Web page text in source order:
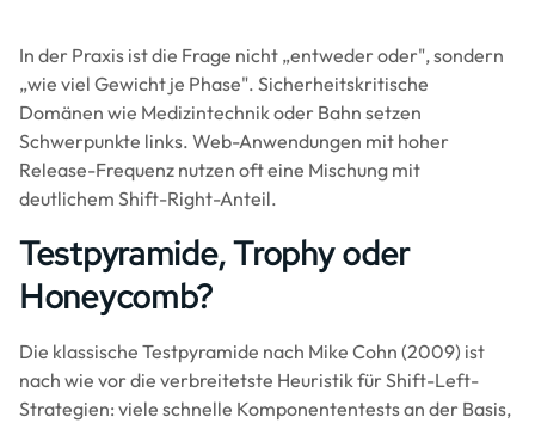
In der Praxis ist die Frage nicht „entweder oder", sondern
„wie viel Gewicht je Phase". Sicherheitskritische
Domänen wie Medizintechnik oder Bahn setzen
Schwerpunkte links. Web-Anwendungen mit hoher
Release-Frequenz nutzen oft eine Mischung mit
deutlichem Shift-Right-Anteil.
Testpyramide, Trophy oder
Honeycomb?
Die klassische Testpyramide nach Mike Cohn (2009) ist
nach wie vor die verbreitetste Heuristik für Shift-Left-
Strategien: viele schnelle Komponententests an der Basis,